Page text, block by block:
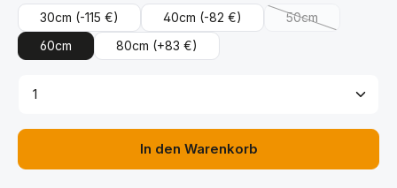
30cm (-115 €) 40cm (-82 €) 50cm
(Diese Option ist
60cm 80cm (+83 €)
Produkt Anzahl: Gib den gewünschten Wert ein
In den Warenkorb